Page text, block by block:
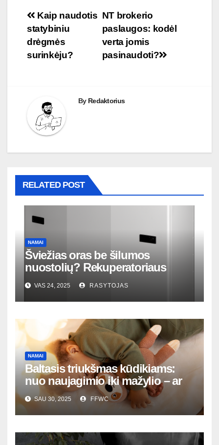
Navigacija
tarp
įrašų
NT brokerio
paslaugos: kodėl
verta jomis
pasinaudoti?
Kaip naudotis
statybiniu
drėgmės
surinkėju?
By Redaktorius
RELATED POST
NAMAI
Šviežias oras be šilumos
nuostolių? Rekuperatoriaus
magija tavo namuose
VAS 24, 2025 RASYTOJAS
NAMAI
Baltasis triukšmas kūdikiams:
nuo naujagimio iki mažylio – ar
jis visada tinka?
SAU 30, 2025 FFWC